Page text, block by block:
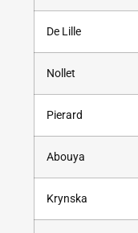
De Lille
Nollet
Pierard
Abouya
Krynska